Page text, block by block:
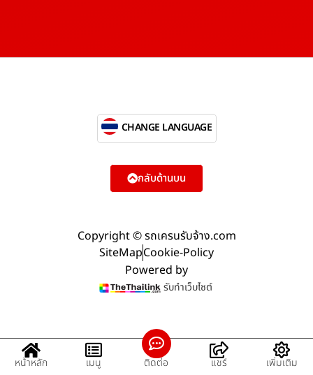
Copyright © รถเครนรับจ้าง.com
SiteMapCookie-Policy
Powered by
รับทำเว็บไซต์
CHANGE LANGUAGE
กลับด้านบน
หน้าหลัก เมนู ติดต่อ แชร์ เพิ่มเติม